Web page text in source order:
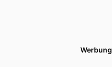
Werbung